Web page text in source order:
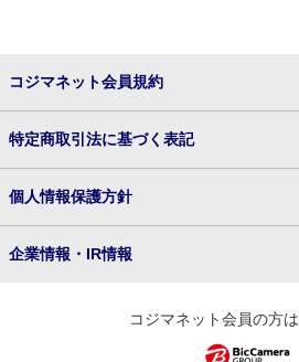
コジマネット会員規約
特定商取引法に基づく表記
個人情報保護方針
企業情報・IR情報
コジマネット会員の方は